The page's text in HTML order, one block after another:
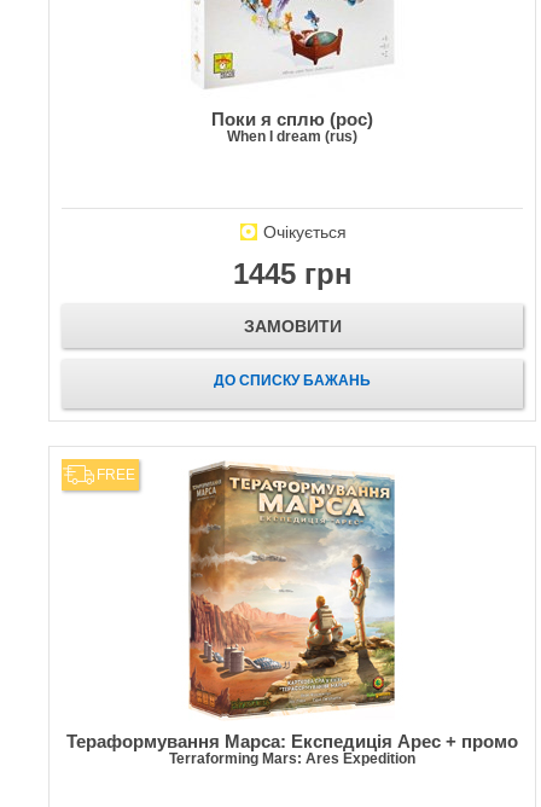
Поки я сплю (рос)
When I dream (rus)
Очікується
1445 грн
ЗАМОВИТИ
ДО СПИСКУ БАЖАНЬ
FREE
Тераформування Марса: Експедиція Арес + промо
Terraforming Mars: Ares Expedition